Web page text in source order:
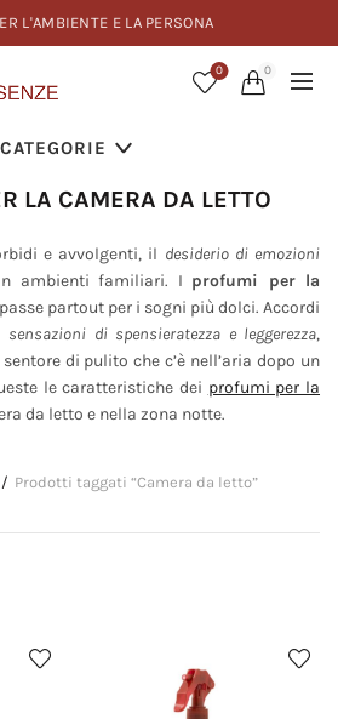
L'AMBIENTE E LA PERSONA
0 0
CATEGORIE
LA CAMERA DA LETTO
e avvolgenti, il desiderio di emozioni
ambienti familiari. I profumi per la
partout per i sogni più dolci. Accordi
sensazioni di spensieratezza e leggerezza,
di pulito che c’è nell’aria dopo un
le caratteristiche dei profumi per la
da letto e nella zona notte.
Prodotti taggati “Camera da letto”